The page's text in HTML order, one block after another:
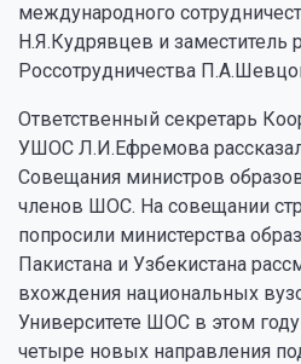
международного
Н.Я.Кудрявцев и заместитель
Россотрудничества
Ответственный секретарь
УШОС Л.И.Ефремова
Совещания министров
членов ШОС. На совещании
попросили министерства
Пакистана и Узбекистана
вхождения национальных
Университете ШОС в этом
четыре новых направления